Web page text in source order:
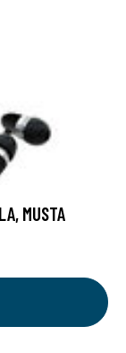
MUSTA